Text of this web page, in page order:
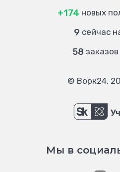
+174 новых
9 сейчас
58
© Ворк24,
Мы в